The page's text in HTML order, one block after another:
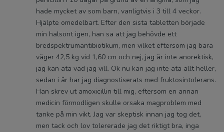
hade mycket av som barn, vanligtvis i 3 till 4 veckor.
Hjälpte omedelbart. Efter den sista tabletten började
min halsont igen, han sa att jag behövde ett
bredspektrumantibiotikum, men vilket eftersom jag bara
väger 42,5 kg vid 1,60 cm och nej, jag är inte anorektisk,
jag kan äta vad jag vill. Ok nu kan jag inte äta allt heller,
sedan i år har jag diagnostiserats med fruktosintolerans.
Han skrev ut amoxicillin till mig, eftersom en annan
medicin förmodligen skulle orsaka magproblem med
tanke på min vikt. Jag var skeptisk innan jag tog det,
men tack och lov tolererade jag det riktigt bra, inga